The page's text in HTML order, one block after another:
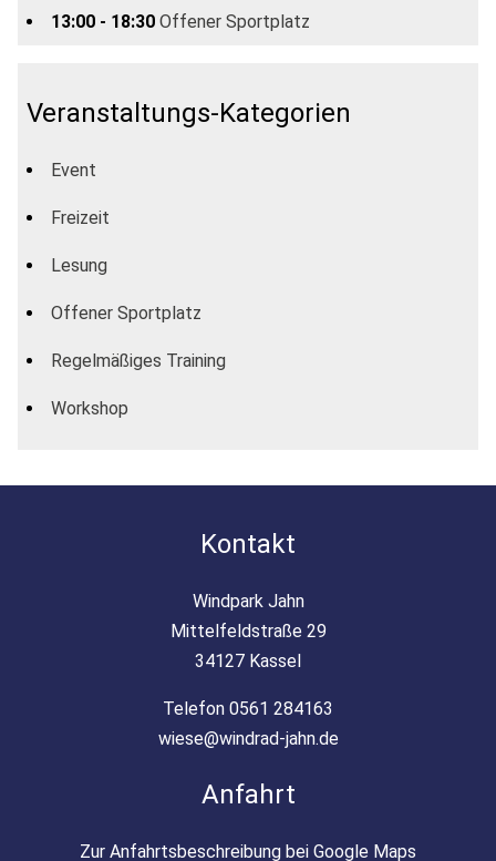
13:00 - 18:30 Offener Sportplatz
Veranstaltungs-Kategorien
Event
Freizeit
Lesung
Offener Sportplatz
Regelmäßiges Training
Workshop
Kontakt
Windpark Jahn
Mittelfeldstraße 29
34127 Kassel
Telefon 0561 284163
wiese@windrad-jahn.de
Anfahrt
Zur Anfahrtsbeschreibung bei Google Maps